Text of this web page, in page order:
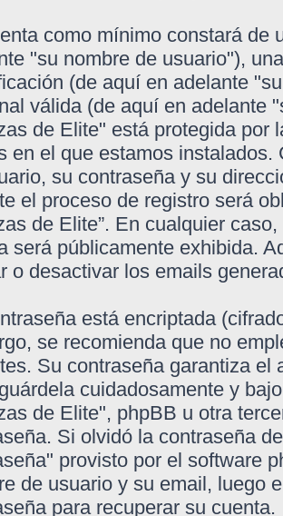
como mínimo constará de
"su nombre de usuario"),
(de aquí en adelante
válida (de aquí en adelante
de Elite" está protegida por
en el que estamos
su contraseña y su
el proceso de registro será
de Elite”. En cualquier
será públicamente exhibida.
o desactivar los emails
está encriptada
se recomienda que no
Su contraseña garantiza el
cuidadosamente y
de Elite", phpBB u otra
Si olvidó la contraseña
provisto por el software
de usuario y su email, luego
para recuperar su cuenta.